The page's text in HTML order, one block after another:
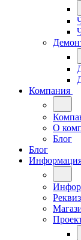
Компания
О
Блог
Блог